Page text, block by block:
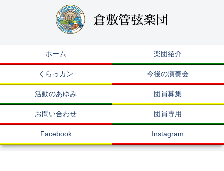
ホーム 楽団紹介
くらっカン 今後の演奏会
活動のあゆみ 団員募集
お問い合わせ 団員専用
Facebook Instagram